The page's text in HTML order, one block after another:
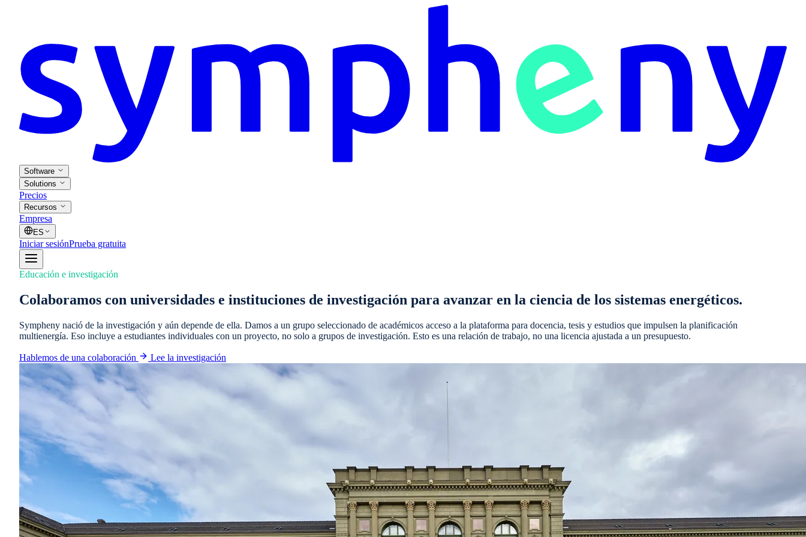
Software
Solutions
Precios
Recursos
Empresa
ES
Iniciar sesiónPrueba gratuita
Educación e investigación
Colaboramos con universidades e instituciones de investigación para avanzar en la ciencia de los sistemas energéticos.
Sympheny nació de la investigación y aún depende de ella. Damos a un grupo seleccionado de académicos acceso a la plataforma para docencia, tesis y estudios que impulsen la planificación
multienergía. Eso incluye a estudiantes individuales con un proyecto, no solo a grupos de investigación. Esto es una relación de trabajo, no una licencia ajustada a un presupuesto.
Hablemos de una colaboración Lee la investigación